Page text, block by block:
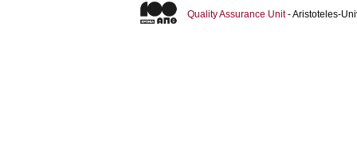
Quality Assurance Unit- Aristoteles-